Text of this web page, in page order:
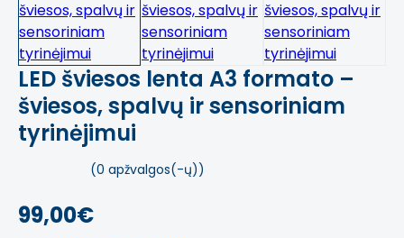
LED šviesos lenta A3 formato –
šviesos, spalvų ir sensoriniam
tyrinėjimui
(0 apžvalgos(-ų))
99,00€